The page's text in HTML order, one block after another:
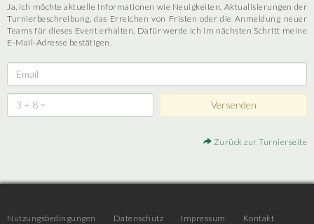
Ja, ich möchte aktuelle Informationen wie Neuigkeiten, Aktualisierungen der
Turnierbeschreibung, das Erreichen von Fristen oder die Anmeldung neuer
Teams für dieses Event erhalten. Dafür werde ich im nächsten Schritt meine
E-Mail-Adresse bestätigen.
Zurück zur Turnierseite
Nutzungsbedingungen Datenschutz Impressum Kontakt